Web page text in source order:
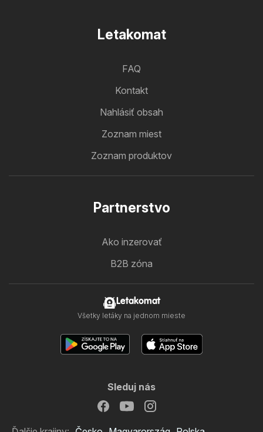
Letakomat
FAQ
Kontakt
Nahlásiť obsah
Zoznam miest
Zoznam produktov
Partnerstvo
Ako inzerovať
B2B zóna
Letakomat
Všetky letáky na jednom mieste
Sleduj nás